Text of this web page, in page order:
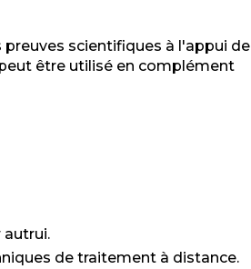
scientifiques à l'appui de
être utilisé en complément
de traitement à distance.